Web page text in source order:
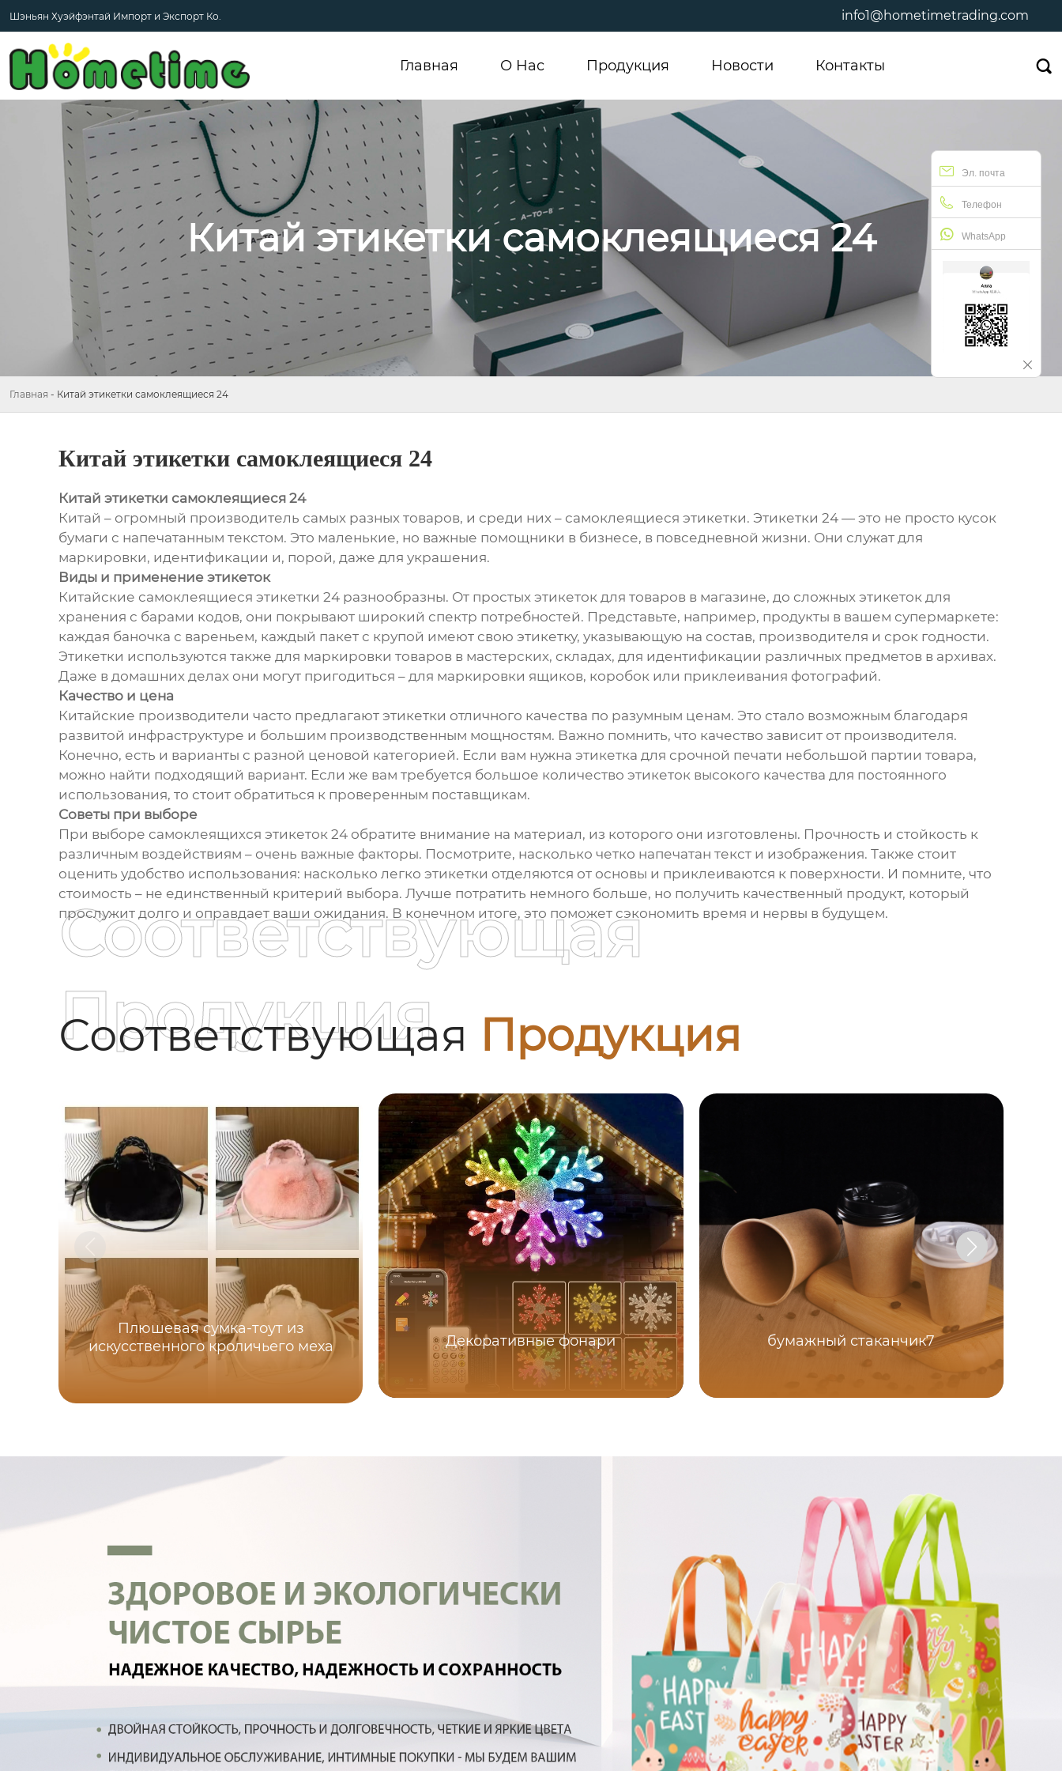
Шэньян Хуэйфэнтай Импорт и Экспорт Ко. info1@hometimetrading.com
Главная О Hас Продукция Новости Контакты 
Китай этикетки самоклеящиеся 24
Главная - Китай этикетки самоклеящиеся 24
Китай этикетки самоклеящиеся 24
Китай этикетки самоклеящиеся 24
Китай – огромный производитель самых разных товаров, и среди них – самоклеящиеся этикетки. Этикетки 24 — это не просто кусок
бумаги с напечатанным текстом. Это маленькие, но важные помощники в бизнесе, в повседневной жизни. Они служат для
маркировки, идентификации и, порой, даже для украшения.
Виды и применение этикеток
Китайские самоклеящиеся этикетки 24 разнообразны. От простых этикеток для товаров в магазине, до сложных этикеток для
хранения с барами кодов, они покрывают широкий спектр потребностей. Представьте, например, продукты в вашем супермаркете:
каждая баночка с вареньем, каждый пакет с крупой имеют свою этикетку, указывающую на состав, производителя и срок годности.
Этикетки используются также для маркировки товаров в мастерских, складах, для идентификации различных предметов в архивах.
Даже в домашних делах они могут пригодиться – для маркировки ящиков, коробок или приклеивания фотографий.
Качество и цена
Китайские производители часто предлагают этикетки отличного качества по разумным ценам. Это стало возможным благодаря
развитой инфраструктуре и большим производственным мощностям. Важно помнить, что качество зависит от производителя.
Конечно, есть и варианты с разной ценовой категорией. Если вам нужна этикетка для срочной печати небольшой партии товара,
можно найти подходящий вариант. Если же вам требуется большое количество этикеток высокого качества для постоянного
использования, то стоит обратиться к проверенным поставщикам.
Советы при выборе
При выборе самоклеящихся этикеток 24 обратите внимание на материал, из которого они изготовлены. Прочность и стойкость к
различным воздействиям – очень важные факторы. Посмотрите, насколько четко напечатан текст и изображения. Также стоит
оценить удобство использования: насколько легко этикетки отделяются от основы и приклеиваются к поверхности. И помните, что
стоимость – не единственный критерий выбора. Лучше потратить немного больше, но получить качественный продукт, который
прослужит долго и оправдает ваши ожидания. В конечном итоге, это поможет сэкономить время и нервы в будущем.
Соответствующая Продукция
Соответствующая
Продукция
Плюшевая сумка-тоут из
искусственного кроличьего меха
Декоративные фонари бумажный стаканчик7
Эл. почта
Телефон
WhatsApp